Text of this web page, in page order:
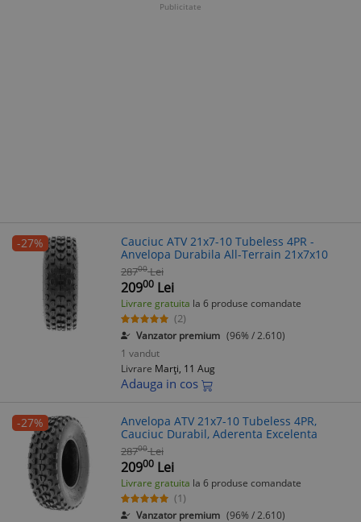
Publicitate
-27%
Cauciuc ATV 21x7-10 Tubeless 4PR -
Anvelopa Durabila All-Terrain 21x7x10
28700 Lei
20900 Lei
Livrare gratuita la 6 produse comandate
(2)
Vanzator premium (96% / 2.610)
1 vandut
Livrare Marți, 11 Aug
Adauga in cos
-27%
Anvelopa ATV 21x7-10 Tubeless 4PR,
Cauciuc Durabil, Aderenta Excelenta
28700 Lei
20900 Lei
Livrare gratuita la 6 produse comandate
(1)
Vanzator premium (96% / 2.610)